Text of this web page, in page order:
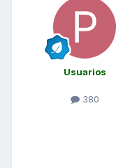
Usuarios
380